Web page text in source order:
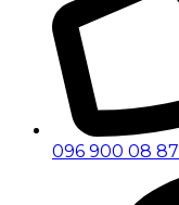
096 900 08 87